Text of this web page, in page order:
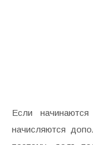
Если начинаются
начисляются